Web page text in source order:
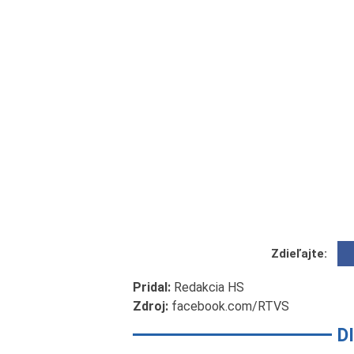
Zdieľajte:
Pridal: Redakcia HS
Zdroj: facebook.com/RTVS